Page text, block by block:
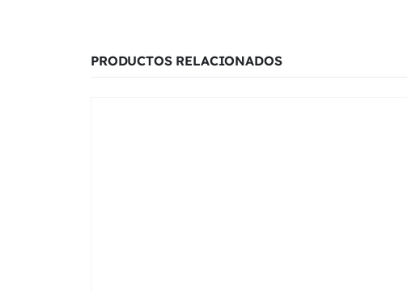
PRODUCTOS RELACIONADOS